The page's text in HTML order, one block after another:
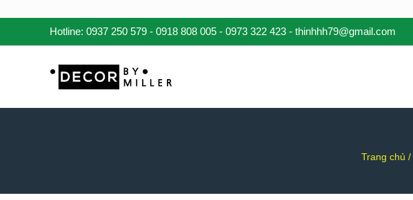
Hotline: 0937 250 579 - 0918 808 005 - 0973 322 423 - thinhhh79@gmail.com
Trang chủ /